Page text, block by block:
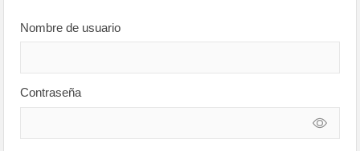
Nombre de usuario
Contraseña